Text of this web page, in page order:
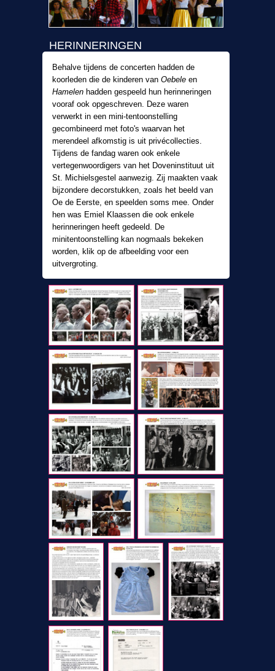
HERINNERINGEN
Behalve tijdens de concerten hadden de
koorleden die de kinderen van Oebele en
Hamelen hadden gespeeld hun herinneringen
vooraf ook opgeschreven. Deze waren
verwerkt in een mini-tentoonstelling
gecombineerd met foto's waarvan het
merendeel afkomstig is uit privécollecties.
Tijdens de fandag waren ook enkele
vertegenwoordigers van het Doveninstituut uit
St. Michielsgestel aanwezig. Zij maakten vaak
bijzondere decorstukken, zoals het beeld van
Oe de Eerste, en speelden soms mee. Onder
hen was Emiel Klaassen die ook enkele
herinneringen heeft gedeeld. De
minitentoonstelling kan nogmaals bekeken
worden, klik op de afbeelding voor een
uitvergroting.